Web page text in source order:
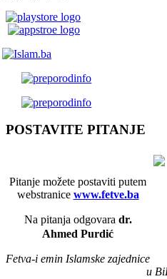
POSTAVITE PITANJE
Pitanje možete postaviti putem
webstranice www.fetve.ba
Na pitanja odgovara dr.
Ahmed Purdić
Fetva-i emin Islamske zajednice
u